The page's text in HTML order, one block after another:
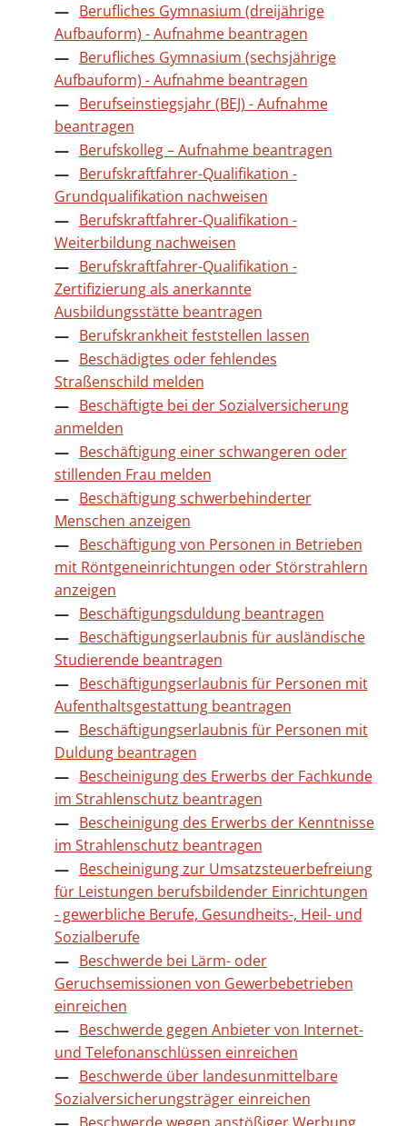
Berufliches Gymnasium (dreijährige
Aufbauform) - Aufnahme beantragen
Berufliches Gymnasium (sechsjährige
Aufbauform) - Aufnahme beantragen
Berufseinstiegsjahr (BEJ) - Aufnahme
beantragen
Berufskolleg – Aufnahme beantragen
Berufskraftfahrer-Qualifikation -
Grundqualifikation nachweisen
Berufskraftfahrer-Qualifikation -
Weiterbildung nachweisen
Berufskraftfahrer-Qualifikation -
Zertifizierung als anerkannte
Ausbildungsstätte beantragen
Berufskrankheit feststellen lassen
Beschädigtes oder fehlendes
Straßenschild melden
Beschäftigte bei der Sozialversicherung
anmelden
Beschäftigung einer schwangeren oder
stillenden Frau melden
Beschäftigung schwerbehinderter
Menschen anzeigen
Beschäftigung von Personen in Betrieben
mit Röntgeneinrichtungen oder Störstrahlern
anzeigen
Beschäftigungsduldung beantragen
Beschäftigungserlaubnis für ausländische
Studierende beantragen
Beschäftigungserlaubnis für Personen mit
Aufenthaltsgestattung beantragen
Beschäftigungserlaubnis für Personen mit
Duldung beantragen
Bescheinigung des Erwerbs der Fachkunde
im Strahlenschutz beantragen
Bescheinigung des Erwerbs der Kenntnisse
im Strahlenschutz beantragen
Bescheinigung zur Umsatzsteuerbefreiung
für Leistungen berufsbildender Einrichtungen
- gewerbliche Berufe, Gesundheits-, Heil- und
Sozialberufe
Beschwerde bei Lärm- oder
Geruchsemissionen von Gewerbebetrieben
einreichen
Beschwerde gegen Anbieter von Internet-
und Telefonanschlüssen einreichen
Beschwerde über landesunmittelbare
Sozialversicherungsträger einreichen